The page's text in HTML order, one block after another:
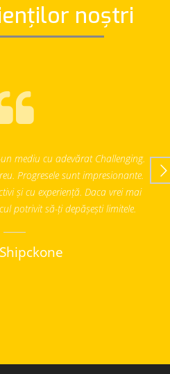
noștri
mediu cu adevărat Challenging.
Progresele sunt impresionante.
și cu experiență. Daca vrei mai
potrivit să-ți depășești limitele.